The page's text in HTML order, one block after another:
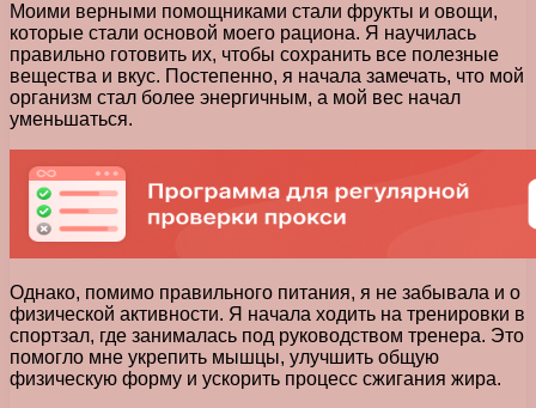
Моими верными помощниками стали фрукты и овощи,
которые стали основой моего рациона. Я научилась
правильно готовить их, чтобы сохранить все полезные
вещества и вкус. Постепенно, я начала замечать, что мой
организм стал более энергичным, а мой вес начал
уменьшаться.
Однако, помимо правильного питания, я не забывала и о
физической активности. Я начала ходить на тренировки в
спортзал, где занималась под руководством тренера. Это
помогло мне укрепить мышцы, улучшить общую
физическую форму и ускорить процесс сжигания жира.